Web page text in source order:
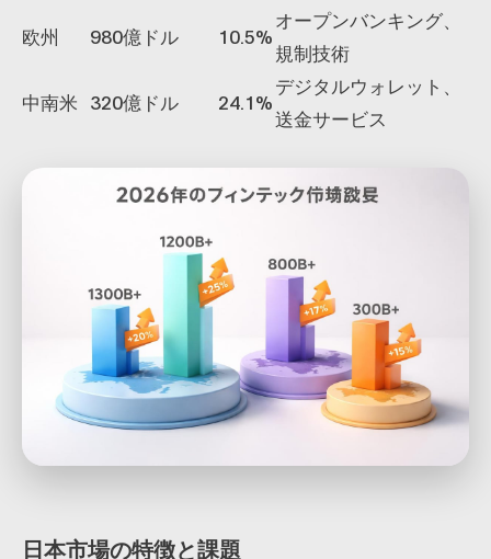
欧州
980億ドル 10.5%
オープンバンキング、
規制技術
中南米 320億ドル 24.1%
デジタルウォレット、
送金サービス
日本市場の特徴と課題